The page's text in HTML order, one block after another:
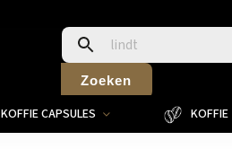
Zoeken
KOFFIE CAPSULES KOFFIE